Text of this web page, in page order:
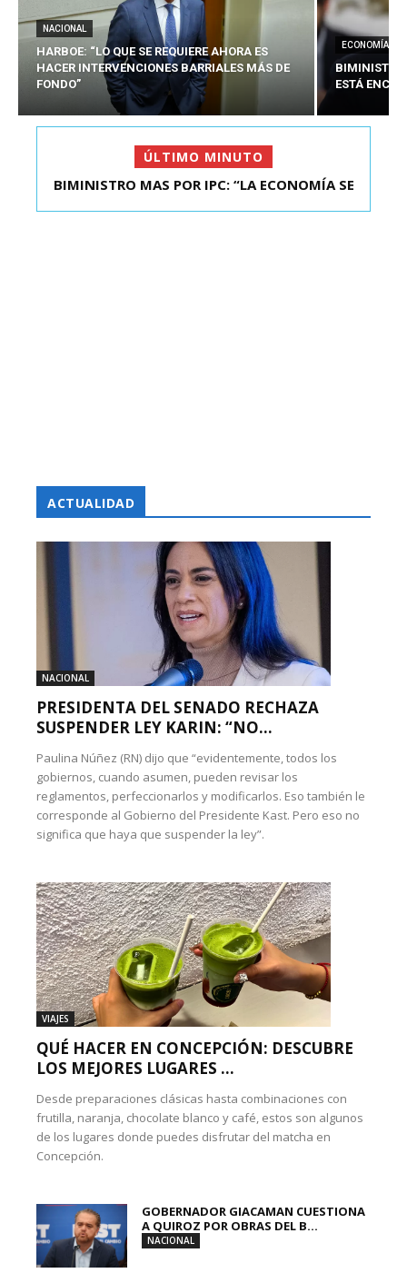
NACIONAL
HARBOE: “LO QUE SE REQUIERE AHORA ES
HACER INTERVENCIONES BARRIALES MÁS DE
FONDO”
ECONOMÍA
BIMINISTRO
ESTÁ
ÚLTIMO MINUTO
KAST SE REUNIÓ CON EL PRESIDENTE ELECTO DE
BIMINISTRO MAS POR IPC: “LA ECONOMÍA SE
ACTUALIDAD
NACIONAL
PRESIDENTA DEL SENADO RECHAZA
SUSPENDER LEY KARIN: “NO...
Paulina Núñez (RN) dijo que “evidentemente, todos los
gobiernos, cuando asumen, pueden revisar los
reglamentos, perfeccionarlos y modificarlos. Eso también le
corresponde al Gobierno del Presidente Kast. Pero eso no
significa que haya que suspender la ley”.
VIAJES
QUÉ HACER EN CONCEPCIÓN: DESCUBRE
LOS MEJORES LUGARES ...
Desde preparaciones clásicas hasta combinaciones con
frutilla, naranja, chocolate blanco y café, estos son algunos
de los lugares donde puedes disfrutar del matcha en
Concepción.
GOBERNADOR GIACAMAN CUESTIONA
A QUIROZ POR OBRAS DEL B...
NACIONAL